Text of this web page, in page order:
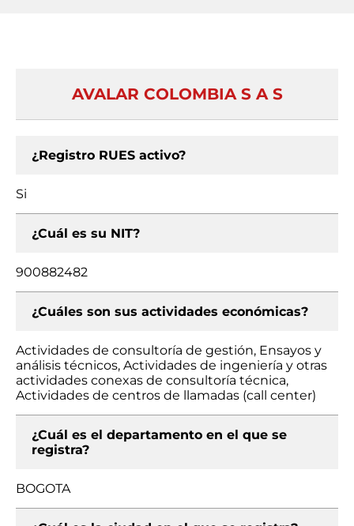
AVALAR COLOMBIA S A S
¿Registro RUES activo?
Si
¿Cuál es su NIT?
900882482
¿Cuáles son sus actividades económicas?
Actividades de consultoría de gestión, Ensayos y
análisis técnicos, Actividades de ingeniería y otras
actividades conexas de consultoría técnica,
Actividades de centros de llamadas (call center)
¿Cuál es el departamento en el que se
registra?
BOGOTA